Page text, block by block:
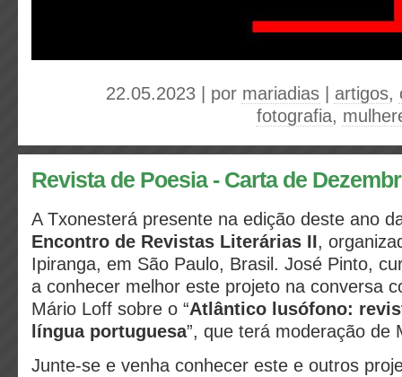
22.05.2023 | por mariadias artigos,
fotografia,
Revista de Poesia - Carta de
A Txonesterá presente na edição deste ano
Encontro de Revistas Literárias II,
Ipiranga, em São Paulo, Brasil. José Pinto,
a conhecer melhor este projeto na conversa
Mário Loff sobre o “Atlântico lusófono:
língua portuguesa”, que terá moderação de
Junte-se e venha conhecer este e outros